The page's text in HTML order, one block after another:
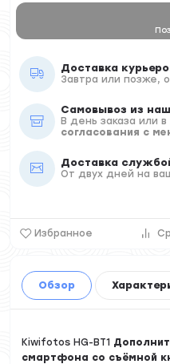
Доставка
Завтра или позже,
Самовывоз из
В день заказа или
согласования с
Доставка
От двух дней на
Избранное
Обзор
Kiwifotos HG-BT1
смартфона со съёмной